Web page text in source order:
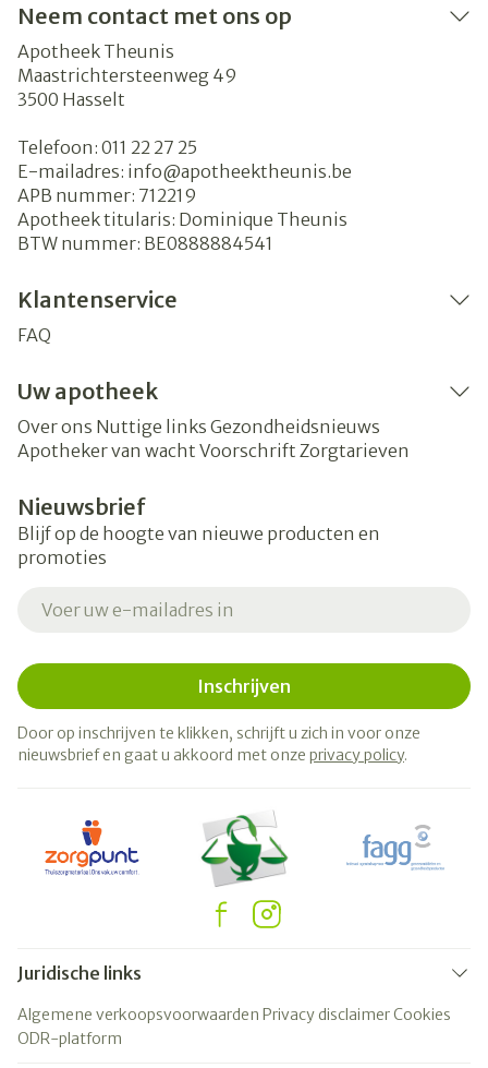
Neem contact met ons op
Apotheek Theunis
Maastrichtersteenweg 49
3500 Hasselt
Telefoon: 011 22 27 25
E-mailadres: info@apotheektheunis.be
APB nummer: 712219
Apotheek titularis: Dominique Theunis
BTW nummer: BE0888884541
Klantenservice
FAQ
Uw apotheek
Over ons Nuttige links Gezondheidsnieuws
Apotheker van wacht Voorschrift Zorgtarieven
Nieuwsbrief
Blijf op de hoogte van nieuwe producten en
promoties
Inschrijven
Door op inschrijven te klikken, schrijft u zich in voor onze
nieuwsbrief en gaat u akkoord met onze privacy policy.
Juridische links
Algemene verkoopsvoorwaarden Privacy disclaimerCookies
ODR-platform